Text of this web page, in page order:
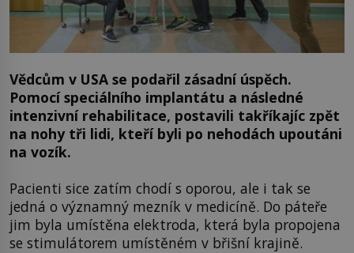
Vědcům v USA se podařil zásadní úspěch.
Pomocí speciálního implantátu a následné
intenzivní rehabilitace, postavili takříkajíc zpět
na nohy tři lidi, kteří byli po nehodách upoutáni
na vozík.
Pacienti sice zatím chodí s oporou, ale i tak se
jedná o významný mezník v medicíně. Do páteře
jim byla umístěna elektroda, která byla propojena
se stimulátorem umístěném v břišní krajině.